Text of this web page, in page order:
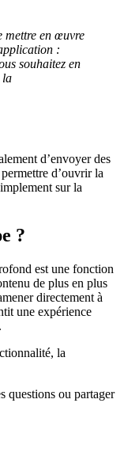
mettre en œuvre
:
souhaitez en
la
d’envoyer des
d’ouvrir la
sur la
?
est une fonction
de plus en plus
directement à
une expérience
la
questions ou partager